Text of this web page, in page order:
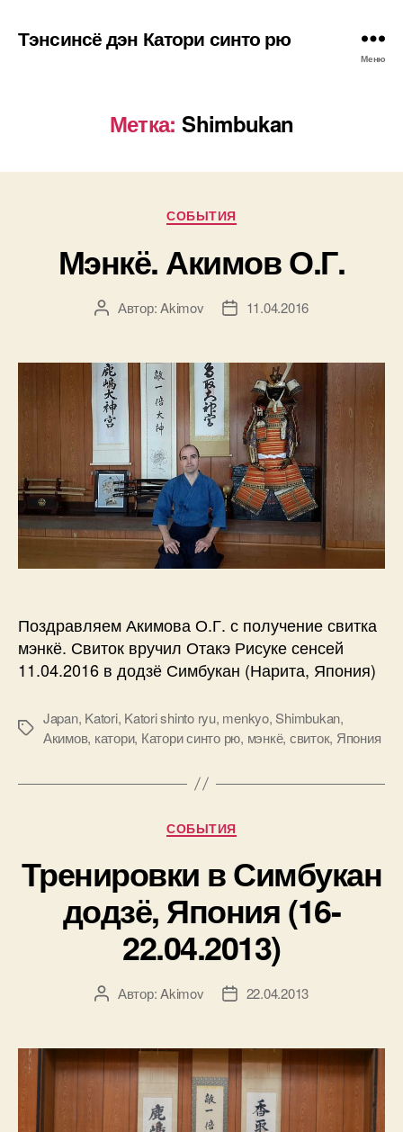
Тэнсинсё дэн Катори синто рю
Меню
Метка: Shimbukan
Рубрики
СОБЫТИЯ
Мэнкё. Акимов О.Г.
АвторАвтор:Akimov
Дата11.04.2016
Поздравляем Акимова О.Г. с получение свитка
мэнкё. Свиток вручил Отакэ Рисуке сенсей
11.04.2016 в додзё Симбукан (Нарита, Япония)
Метки
Japan, Katori, Katori shinto ryu, menkyo,Shimbukan,
Акимов, катори, Катори синто рю, мэнкё, свиток, Япония
Рубрики
СОБЫТИЯ
Тренировки в Симбукан
додзё, Япония (16-
22.04.2013)
АвторАвтор:Akimov
Дата22.04.2013